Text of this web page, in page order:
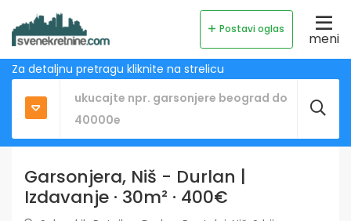
Postavi oglas
meni
Za detaljnu pretragu kliknite na strelicu
Garsonjera, Niš - Durlan |
Izdavanje · 30m² · 400€